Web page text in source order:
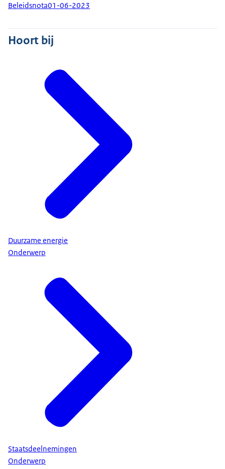
Beleidsnota01-06-2023
Hoort bij
Duurzame energie
Onderwerp
Staatsdeelnemingen
Onderwerp